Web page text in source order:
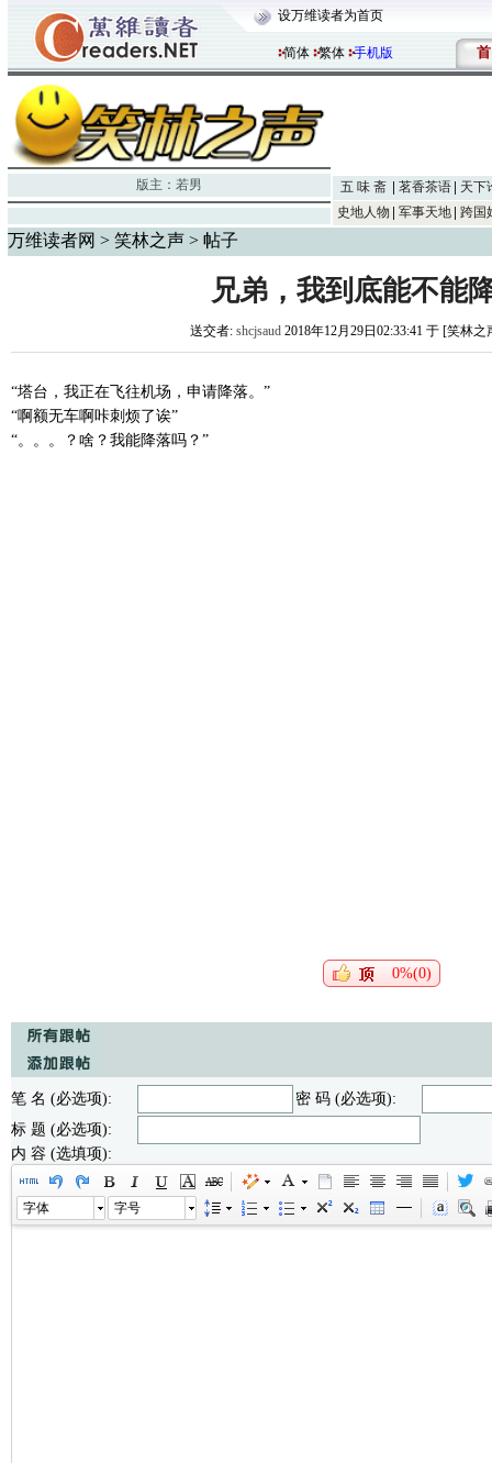
设万维读者为首页
简体 繁体 手机版 首
版主： 若男 五 味 斋 茗香茶语
天下
史地人物
军事天地 跨国
万维读者网 > 笑林之声 > 帖子
兄弟，我到底能不能
送交者: shcjsaud 2018年12月29日02:33:41 于 [笑林
“塔台，我正在飞往机场，申请降落。”
“啊额无车啊咔刺烦了诶”
“。。。？啥？我能降落吗？”
0%(0)
笔 名 (必选项):
密 码 (必选项):
标 题 (必选项):
内 容 (选填项):
字体 字号